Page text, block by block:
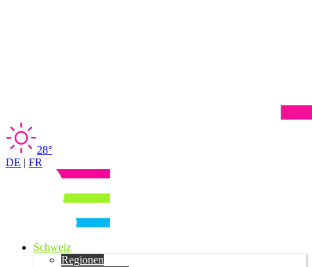
28°
DE | FR
Schweiz
Regionen